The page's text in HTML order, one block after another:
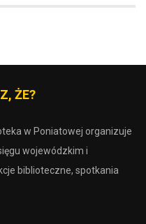
ŻE?
w Poniatowej organizuje
wojewódzkim i
biblioteczne, spotkania